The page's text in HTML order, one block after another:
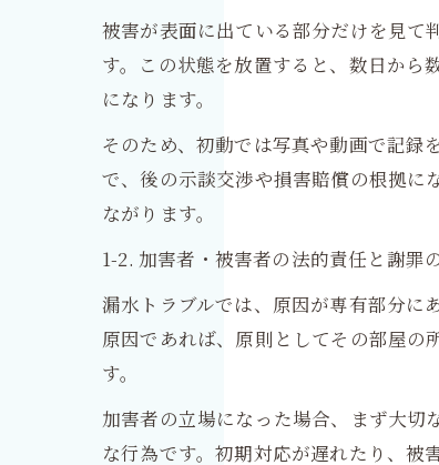
被害が表面に出ている部分だけを見て
す。この状態を放置すると、数日から
になります。
そのため、初動では写真や動画で記録
で、後の示談交渉や損害賠償の根拠に
ながります。
1-2. 加害者・被害者の法的責任と謝罪
漏水トラブルでは、原因が専有部分に
原因であれば、原則としてその部屋の
す。
加害者の立場になった場合、まず大切
な行為です。初期対応が遅れたり、被